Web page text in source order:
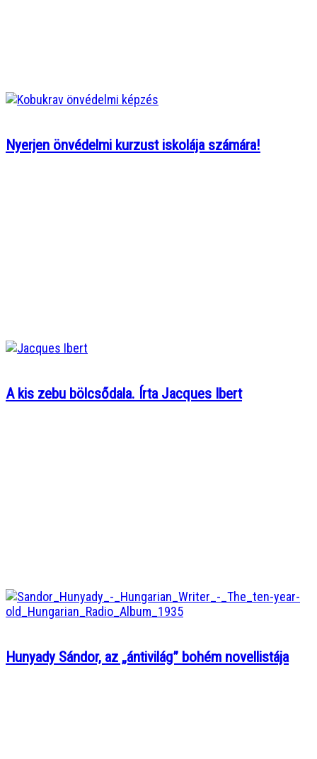
Nyerjen önvédelmi kurzust iskolája számára!
A kis zebu bölcsődala. Írta Jacques Ibert
Hunyady Sándor, az „ántivilág” bohém novellistája